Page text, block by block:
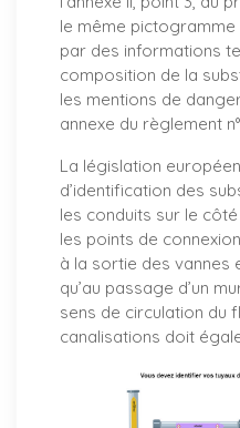
le même
par des informations
composition de la
les mentions de
annexe du règlement
La législation
d’identification des
les conduits sur le
les points de
à la sortie des vannes
qu’au passage d’un
sens de circulation du
canalisations doit